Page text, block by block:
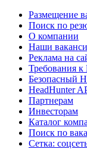
Размещение
Поиск по
О компании
Наши
Реклама на
Требования
Безопасный
HeadHunter
Партнерам
Инвесторам
Каталог
Поиск по
Сетка: